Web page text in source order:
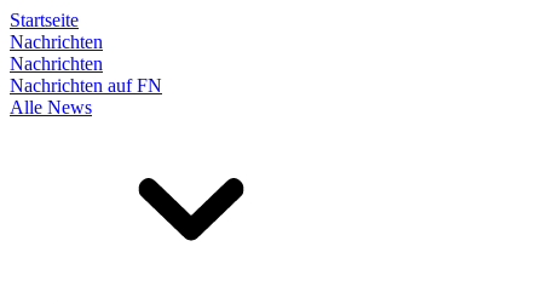
Startseite
Nachrichten
Nachrichten
Nachrichten auf FN
Alle News